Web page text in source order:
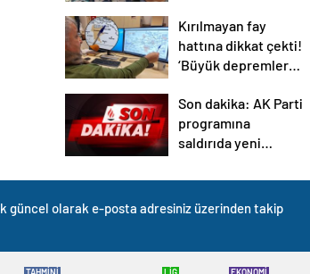
Kırılmayan fay
hattına dikkat çekti!
‘Büyük depremler
Son dakika: AK Parti
programına
saldırıda yeni
güncel olarak e-posta adresiniz üzerinden takip